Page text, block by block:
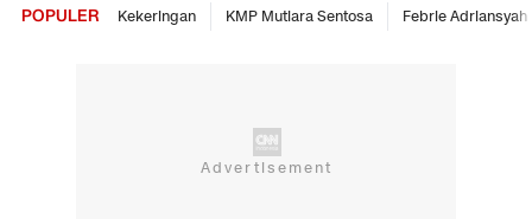
POPULER Kekeringan KMP Mutiara Sentosa Febrie Adriansyah